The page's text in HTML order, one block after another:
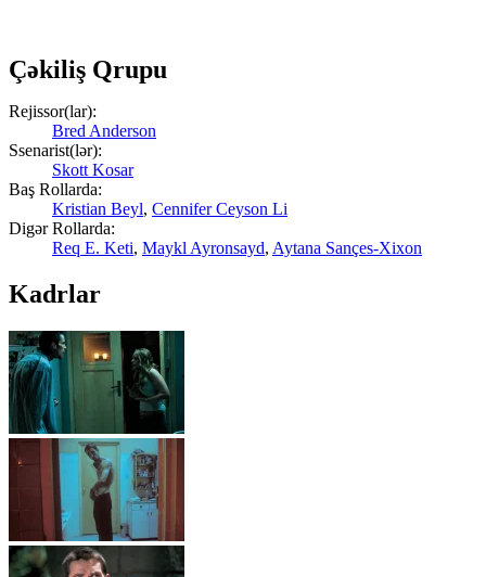
Çəkiliş Qrupu
Rejissor(lar):
Bred Anderson
Ssenarist(lər):
Skott Kosar
Baş Rollarda:
Kristian Beyl, Cennifer Ceyson Li
Digər Rollarda:
Req E. Keti, Maykl Ayronsayd, Aytana Sançes-Xixon
Kadrlar